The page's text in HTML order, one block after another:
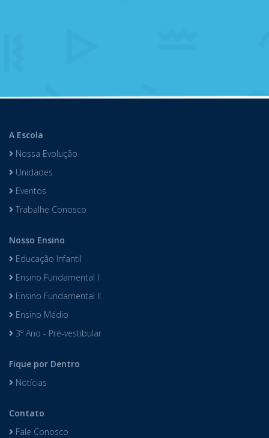
A Escola
Nossa Evolução
Unidades
Eventos
Trabalhe Conosco
Nosso Ensino
Educação Infantil
Ensino Fundamental I
Ensino Fundamental II
Ensino Médio
3º Ano - Pré-vestibular
Fique por Dentro
Notícias
Contato
Fale Conosco